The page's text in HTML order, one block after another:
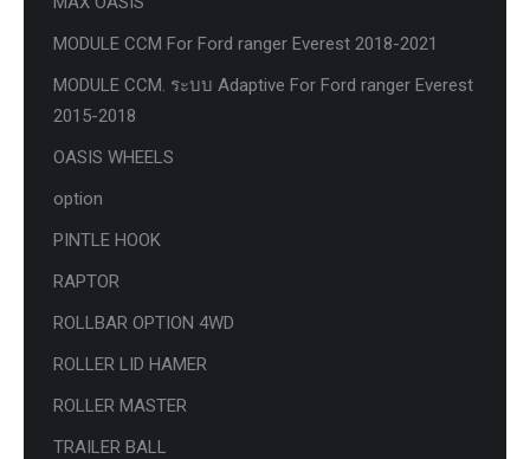
MODULE CCM For Ford ranger Everest 2018-2021
MODULE CCM. ระบบ Adaptive For Ford ranger Everest
2015-2018
OASIS WHEELS
option
PINTLE HOOK
RAPTOR
ROLLBAR OPTION 4WD
ROLLER LID HAMER
ROLLER MASTER
TRAILER BALL